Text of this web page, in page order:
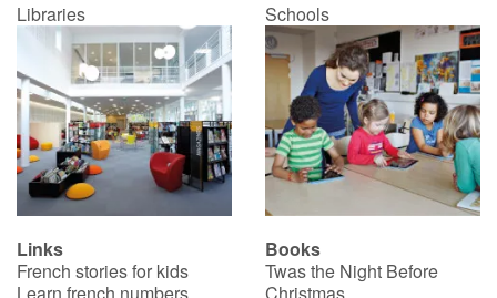
Libraries Schools
Links
French stories for kids
Books
Twas the Night Before